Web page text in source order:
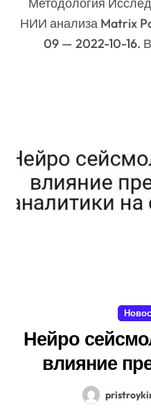
Методология Исследование проводилось в
НИИ анализа Matrix
09 — 2022-10-16.
Нейро
влияние
аналитики